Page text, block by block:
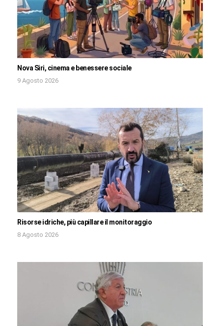
Nova Siri, cinema e benessere sociale
9 Agosto 2026
Risorse idriche, più capillare il monitoraggio
8 Agosto 2026